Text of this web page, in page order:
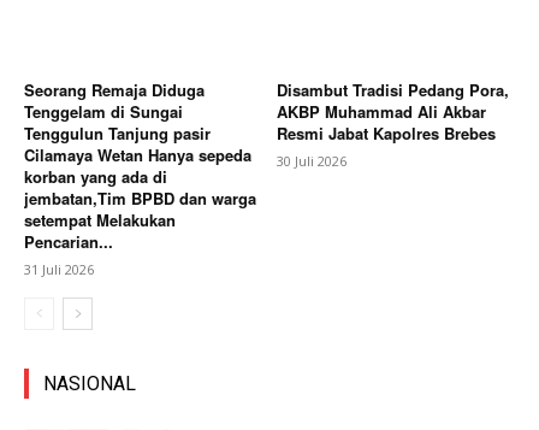
Seorang Remaja Diduga
Tenggelam di Sungai
Tenggulun Tanjung pasir
Cilamaya Wetan Hanya sepeda
korban yang ada di
jembatan,Tim BPBD dan warga
setempat Melakukan
Pencarian...
31 Juli 2026
Disambut Tradisi Pedang Pora,
AKBP Muhammad Ali Akbar
Resmi Jabat Kapolres Brebes
30 Juli 2026
NASIONAL